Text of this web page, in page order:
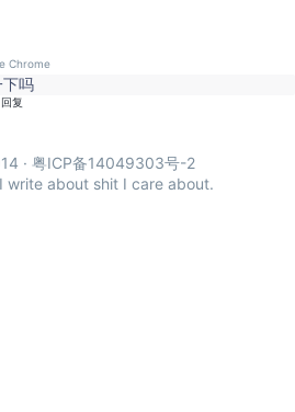
Chrome
下吗
回复
· 粤ICP备14049303号-2
write about shit I care about.